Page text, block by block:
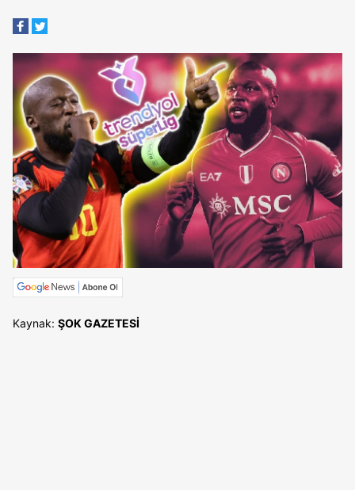
Kaynak: ŞOK GAZETESİ